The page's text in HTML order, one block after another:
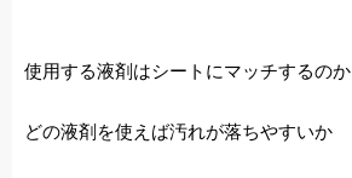
使用する液剤はシートにマッチするのか
どの液剤を使えば汚れが落ちやすいか